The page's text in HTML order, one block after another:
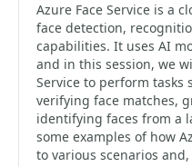
Azure Face Service is a
face detection,
capabilities. It uses AI
and in this session, we
Service to perform tasks
verifying face matches,
identifying faces from a
some examples of how
to various scenarios